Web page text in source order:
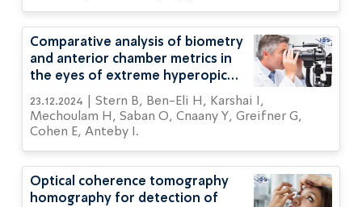
Comparative analysis of biometry
and anterior chamber metrics in
the eyes of extreme hyperopic
and emmetropic children
23.12.2024 | Stern B, Ben-Eli H, Karshai I,
Mechoulam H, Saban O, Cnaany Y, Greifner G,
Cohen E, Anteby I.
Optical coherence tomography
homography for detection of